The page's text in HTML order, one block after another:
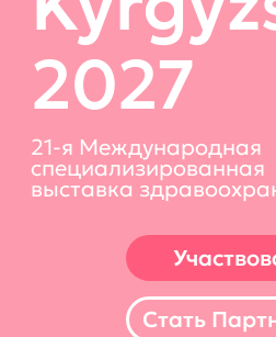
Стать Партнёром
Твой персональный гид на